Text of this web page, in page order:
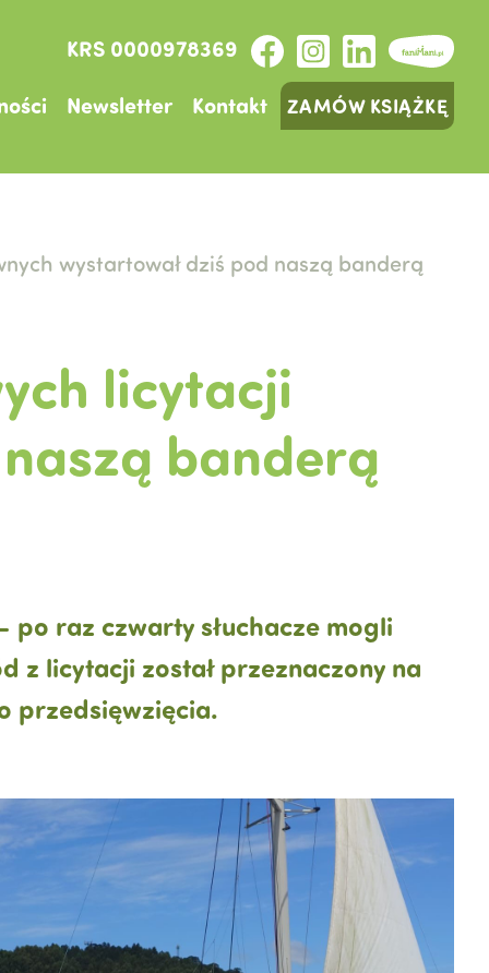
KRS 0000978369
Newsletter Kontakt ZAMÓW KSIĄŻKĘ
wystartował dziś pod naszą banderą
licytacji
banderą
po raz czwarty słuchacze mogli
z licytacji został przeznaczony na
przedsięwzięcia.